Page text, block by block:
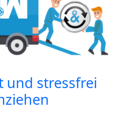
und stressfrei